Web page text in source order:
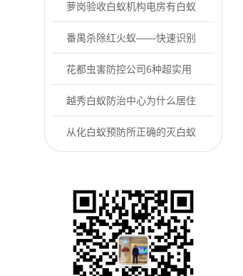
杀，分4步实操！
萝岗验收白蚁机构电房有白蚁
危害怎么办
番禺杀除红火蚁——快速识别
防控户外常见的...
花都虫害防控公司6种超实用
的“老鼠怕”用...
越秀白蚁防治中心为什么居住
的房屋里会有白...
从化白蚁预防所正确的灭白蚁